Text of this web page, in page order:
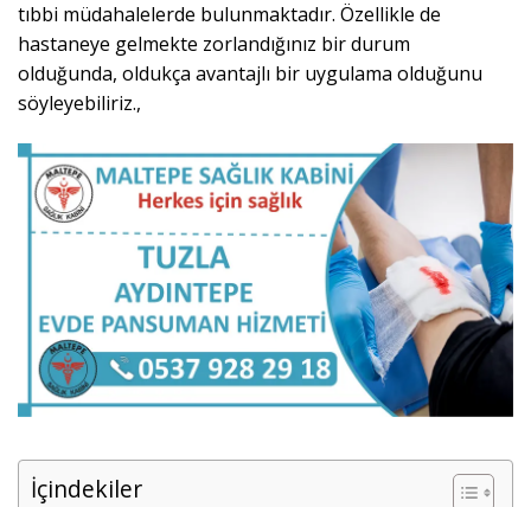
tıbbi müdahalelerde bulunmaktadır. Özellikle de
hastaneye gelmekte zorlandığınız bir durum
olduğunda, oldukça avantajlı bir uygulama olduğunu
söyleyebiliriz.,
İçindekiler